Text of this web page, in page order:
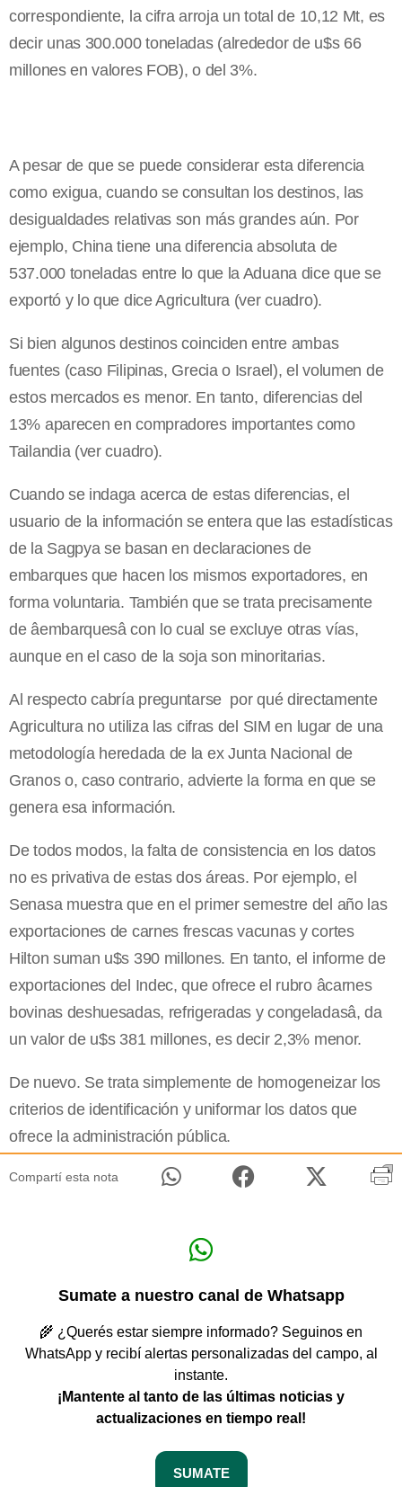
correspondiente, la cifra arroja un total de 10,12 Mt, es
decir unas 300.000 toneladas (alrededor de u$s 66
millones en valores FOB), o del 3%.
A pesar de que se puede considerar esta diferencia
como exigua, cuando se consultan los destinos, las
desigualdades relativas son más grandes aún. Por
ejemplo, China tiene una diferencia absoluta de
537.000 toneladas entre lo que la Aduana dice que se
exportó y lo que dice Agricultura (ver cuadro).
Si bien algunos destinos coinciden entre ambas
fuentes (caso Filipinas, Grecia o Israel), el volumen de
estos mercados es menor. En tanto, diferencias del
13% aparecen en compradores importantes como
Tailandia (ver cuadro).
Cuando se indaga acerca de estas diferencias, el
usuario de la información se entera que las estadísticas
de la Sagpya se basan en declaraciones de
embarques que hacen los mismos exportadores, en
forma voluntaria. También que se trata precisamente
de âembarquesâ con lo cual se excluye otras vías,
aunque en el caso de la soja son minoritarias.
Al respecto cabría preguntarse por qué directamente
Agricultura no utiliza las cifras del SIM en lugar de una
metodología heredada de la ex Junta Nacional de
Granos o, caso contrario, advierte la forma en que se
genera esa información.
De todos modos, la falta de consistencia en los datos
no es privativa de estas dos áreas. Por ejemplo, el
Senasa muestra que en el primer semestre del año las
exportaciones de carnes frescas vacunas y cortes
Hilton suman u$s 390 millones. En tanto, el informe de
exportaciones del Indec, que ofrece el rubro âcarnes
bovinas deshuesadas, refrigeradas y congeladasâ, da
un valor de u$s 381 millones, es decir 2,3% menor.
De nuevo. Se trata simplemente de homogeneizar los
criterios de identificación y uniformar los datos que
ofrece la administración pública.
Compartí esta nota
Sumate a nuestro canal de Whatsapp
🌾 ¿Querés estar siempre informado? Seguinos en
WhatsApp y recibí alertas personalizadas del campo, al
instante.
¡Mantente al tanto de las últimas noticias y
actualizaciones en tiempo real!
SUMATE